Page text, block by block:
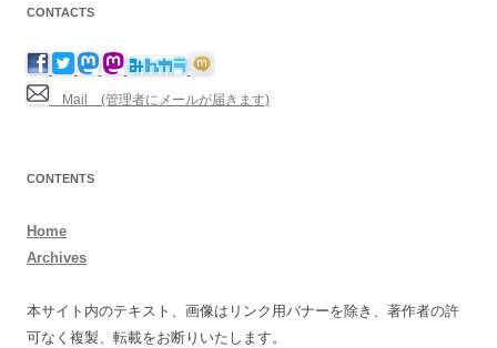
CONTACTS
Mail (管理者にメールが届きます)
CONTENTS
Home
Archives
本サイト内のテキスト、画像はリンク用バナーを除き、著作者の許
可なく複製、転載をお断りいたします。